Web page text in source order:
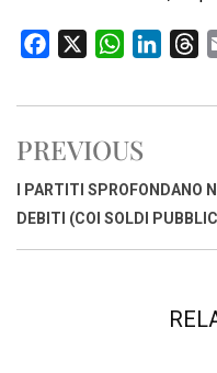
c
b
o
o
W
a
s
A
p
n
d
I
r
d
s
PREVIOUS
I PARTITI SPROFONDANO
DEBITI (COI SOLDI